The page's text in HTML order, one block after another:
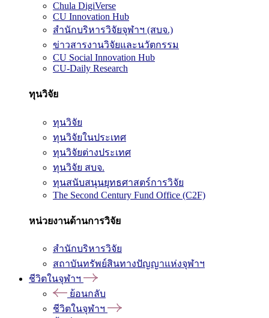
Chula DigiVerse
CU Innovation Hub
สำนักบริหารวิจัยจุฬาฯ (สบจ.)
ข่าวสารงานวิจัยและนวัตกรรม
CU Social Innovation Hub
CU-Daily Research
ทุนวิจัย
ทุนวิจัย
ทุนวิจัยในประเทศ
ทุนวิจัยต่างประเทศ
ทุนวิจัย สบจ.
ทุนสนับสนุนยุทธศาสตร์การวิจัย
The Second Century Fund Office (C2F)
หน่วยงานด้านการวิจัย
สำนักบริหารวิจัย
สถาบันทรัพย์สินทางปัญญาแห่งจุฬาฯ
ชีวิตในจุฬาฯ
ย้อนกลับ
ชีวิตในจุฬาฯ